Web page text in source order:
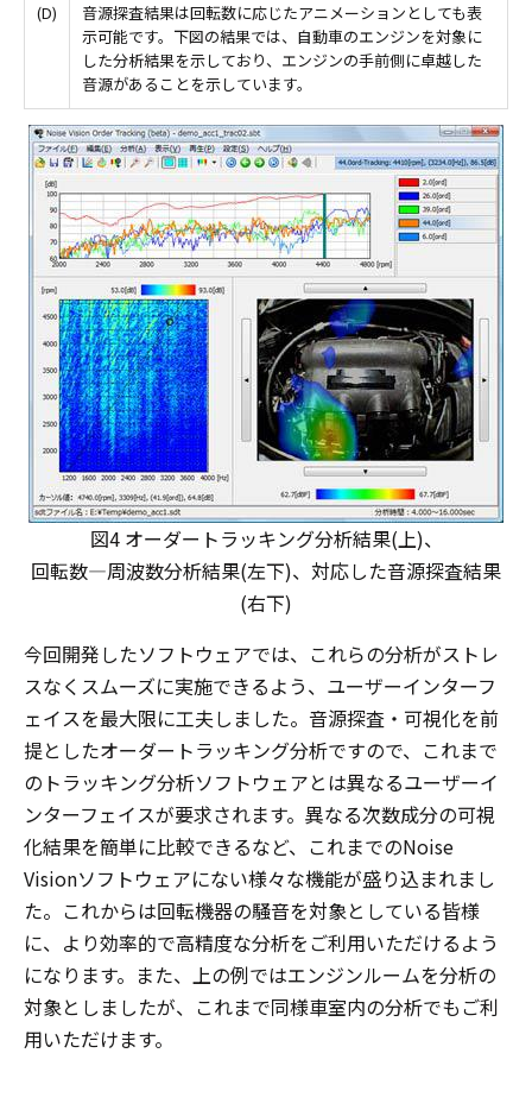
(D)
音源探査結果は回転数に応じたアニメーションとしても表
示可能です。下図の結果では、自動車のエンジンを対象に
した分析結果を示しており、エンジンの手前側に卓越した
音源があることを示しています。
図4 オーダートラッキング分析結果(上)、
回転数―周波数分析結果(左下)、対応した音源探査結果
(右下)
今回開発したソフトウェアでは、これらの分析がストレ
スなくスムーズに実施できるよう、ユーザーインターフ
ェイスを最大限に工夫しました。音源探査・可視化を前
提としたオーダートラッキング分析ですので、これまで
のトラッキング分析ソフトウェアとは異なるユーザーイ
ンターフェイスが要求されます。異なる次数成分の可視
化結果を簡単に比較できるなど、これまでのNoise
Visionソフトウェアにない様々な機能が盛り込まれまし
た。これからは回転機器の騒音を対象としている皆様
に、より効率的で高精度な分析をご利用いただけるよう
になります。また、上の例ではエンジンルームを分析の
対象としましたが、これまで同様車室内の分析でもご利
用いただけます。